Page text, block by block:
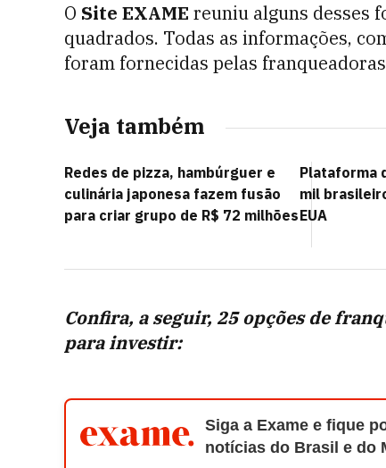
O Site EXAME reuniu alguns desses
quadrados. Todas as informações,
foram fornecidas pelas
Veja também
Redes de pizza, hambúrguer e
culinária japonesa fazem fusão
para criar grupo de R$ 72 milhões
Plataforma
mil
EUA
Confira, a seguir, 25 opções de
para investir:
Siga a Exame e fique
notícias do Brasil e do